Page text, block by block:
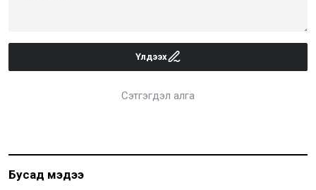
Үлдээх
Сэтгэгдэл алга
Бусад мэдээ